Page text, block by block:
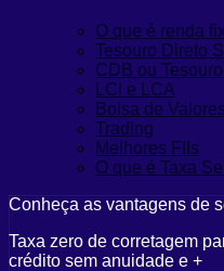
O que é renda
Tesouro Direto
CDB ou
LCI e LCA
Bolsa de Valores
Trading
Melhores FIIs
O que é Taxa
Conheça as vantagens de
Taxa zero de corretagem
crédito sem anuidade e +